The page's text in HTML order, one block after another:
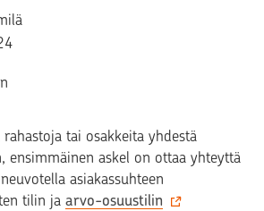
tai osakkeita yhdestä
ensimmäinen askel on ottaa yhteyttä
asiakassuhteen
tilin ja arvo-osuustilin